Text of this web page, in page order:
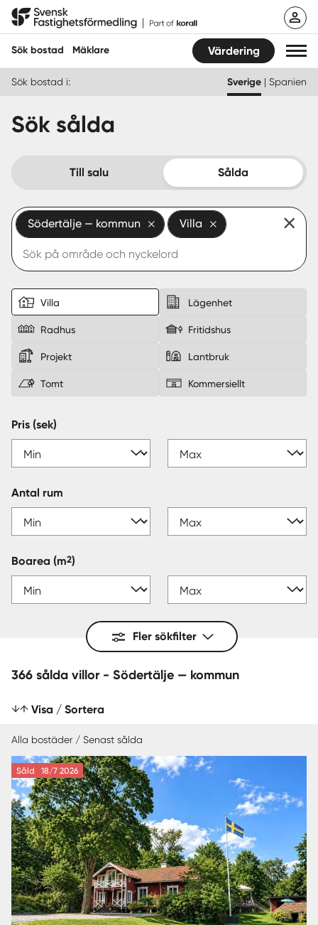
Hoppa
Svensk Fastighetsförmedling
Sök bostad Mäklare Värdering
Hitta mäklare
Köpa
Guider
Start
Logga in
Sverige|Spanien
Sök bostad i: Sverige | Spanien
Sök sålda
Till salu Sålda
Södertälje — kommun Villa
Villa Lägenhet
Radhus Fritidshus
Projekt Lantbruk
Tomt Kommersiellt
Pris (sek)
Antal rum
Boarea (m2)
Fler sökfilter
366 sålda villor - Södertälje — kommun
Visa / Sortera
SENAST SÅLDA
Alla bostäder / Senast sålda
Såld 18/7 2026